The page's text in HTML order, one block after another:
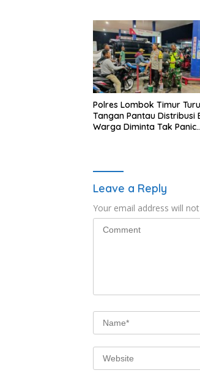
Polres Lombok Timur
Tangan Pantau Distribusi
Warga Diminta Tak Panic
Leave a Reply
Your email address will